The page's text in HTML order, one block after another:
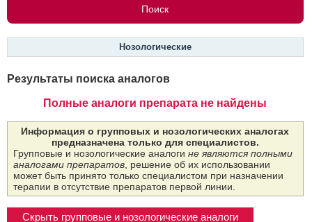
Нозологические
Результаты поиска аналогов
Полные аналоги препарата не найдены
Информация о групповых и нозологических аналогах
предназначена только для специалистов.
Групповые и нозологические аналоги не являются полными
аналогами препаратов , решение об их использовании
может быть принято только специалистом при назначении
терапии в отсутствие препаратов первой линии.
Скрыть групповые и нозологические аналоги